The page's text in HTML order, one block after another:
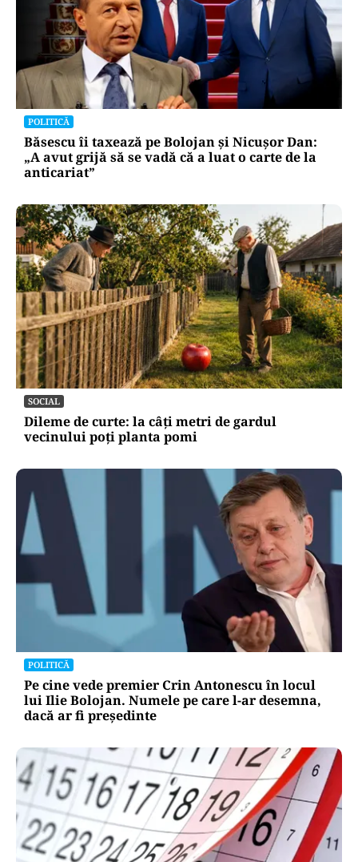
POLITICĂ
Băsescu îi taxează pe Bolojan și Nicușor Dan:
„A avut grijă să se vadă că a luat o carte de la
anticariat”
SOCIAL
Dileme de curte: la câți metri de gardul
vecinului poți planta pomi
POLITICĂ
Pe cine vede premier Crin Antonescu în locul
lui Ilie Bolojan. Numele pe care l-ar desemna,
dacă ar fi președinte